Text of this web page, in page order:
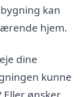
kan
hjem.
dine
kunne